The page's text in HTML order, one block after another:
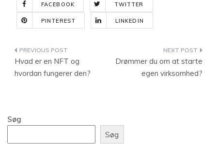
FACEBOOK TWITTER
PINTEREST LINKEDIN
Indlægsnavigation
Hvad er en NFT og
hvordan fungerer den?
Drømmer du om at starte
egen virksomhed?
Søg
Søg